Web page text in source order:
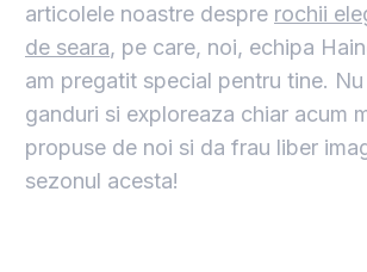
articolele noastre despre rochii
de seara, pe care, noi, echipa
am pregatit special pentru tine.
ganduri si exploreaza chiar acum
propuse de noi si da frau liber
sezonul acesta!